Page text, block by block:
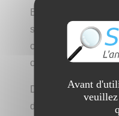
Bienvenue dans
spécialisée dans les
confort, la sécurité
compagnon sont au
Découvrez une
de couchages
Avant
veuillez